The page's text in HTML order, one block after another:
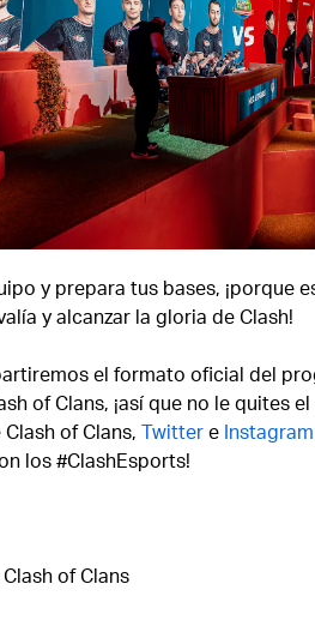
y prepara tus bases, ¡porque
y alcanzar la gloria de Clash!
el formato oficial del
of Clans, ¡así que no le quites
of Clans, Twittere Instagram
los #ClashEsports!
of Clans